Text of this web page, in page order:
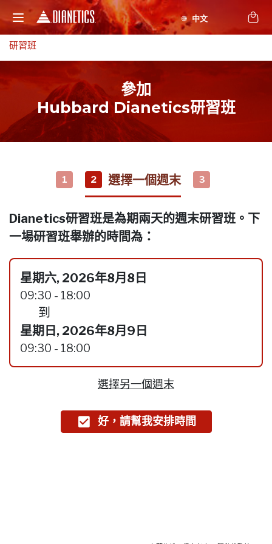
研習班
參加
Hubbard Dianetics研習班
1 2 選擇一個週末 3
Dianetics研習班是為期兩天的週末研習班。下
一場研習班舉辦的時間為：
星期六, 2026年8月8日
09:30 - 18:00
到
星期日, 2026年8月9日
09:30 - 18:00
選擇另一個週末
好，請幫我安排時間